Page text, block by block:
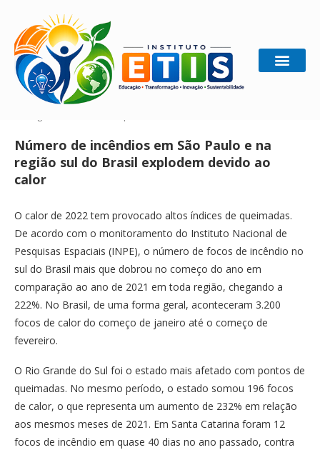
Home Ecologia
Número de incêndios em São Paulo e na
região sul do Brasil explodem devido ao
calor
O calor de 2022 tem provocado altos índices de queimadas.
De acordo com o monitoramento do Instituto Nacional de
Pesquisas Espaciais (INPE), o número de focos de incêndio no
sul do Brasil mais que dobrou no começo do ano em
comparação ao ano de 2021 em toda região, chegando a
222%. No Brasil, de uma forma geral, aconteceram 3.200
focos de calor do começo de janeiro até o começo de
fevereiro.
O Rio Grande do Sul foi o estado mais afetado com pontos de
queimadas. No mesmo período, o estado somou 196 focos
de calor, o que representa um aumento de 232% em relação
aos mesmos meses de 2021. Em Santa Catarina foram 12
focos de incêndio em quase 40 dias no ano passado, contra